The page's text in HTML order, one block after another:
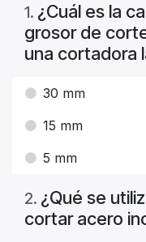
1. ¿Cuál es la
grosor de
una cortadora
30 mm
15 mm
5 mm
2. ¿Qué se
cortar acero